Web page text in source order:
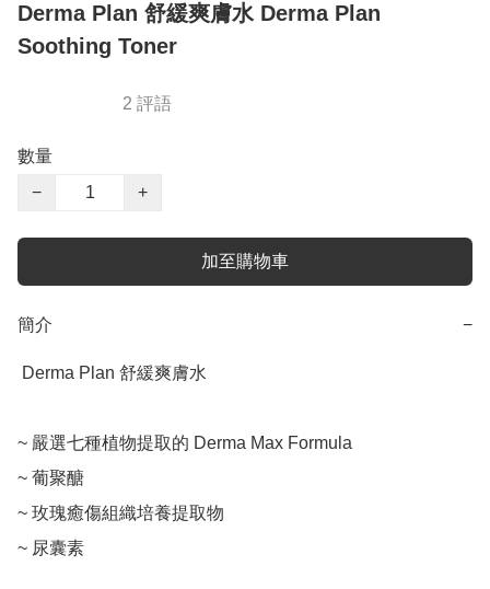
Derma Plan 舒緩爽膚水 Derma Plan
Soothing Toner
2 評語
數量
−
+
加至購物車
簡介 −
~ 嚴選七種植物提取的 Derma Max Formula
~ 葡聚醣
~ 玫瑰癒傷組織培養提取物
~ 尿囊素